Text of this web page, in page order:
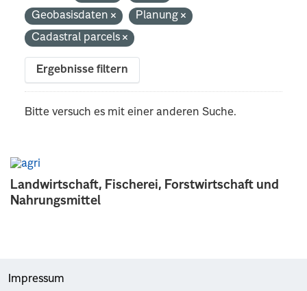
Landwirtschaft, Fischerei, Forstwirtschaft und
Nahrungsmittel
Geobasisdaten
Planung
Cadastral parcels
Ergebnisse filtern
Bitte versuch es mit einer anderen Suche.
Impressum